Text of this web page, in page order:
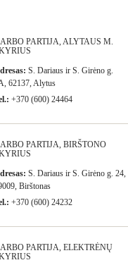
PARTIJA, ALYTAUS M.
S. Dariaus ir S. Girėno g.
62137, Alytus
+370 (600) 24464
PARTIJA, BIRŠTONO
S. Dariaus ir S. Girėno g. 24,
Birštonas
+370 (600) 24232
PARTIJA, ELEKTRĖNŲ